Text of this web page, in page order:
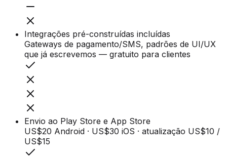
Integrações pré-construídas incluídas
Gateways de pagamento/SMS, padrões de UI/UX
que já escrevemos — gratuito para clientes
Envio ao Play Store e App Store
US$20 Android · US$30 iOS · atualização US$10 /
US$15